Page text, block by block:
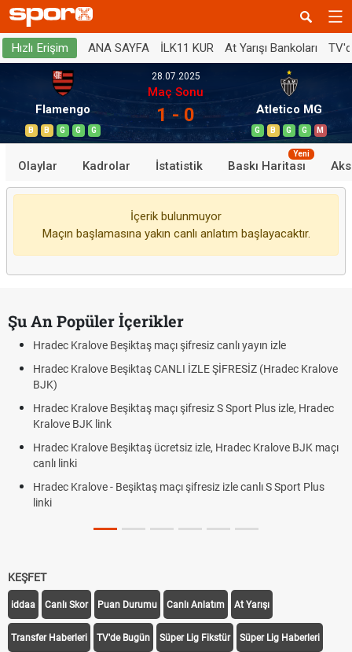
Hızlı Erişim ANA SAYFA İLK11 KUR At Yarışı Bankoları
Flamengo
B B G G G
28.07.2025
Maç Sonu
1 - 0 Atletico MG
G B G G M
Olaylar Kadrolar İstatistik Baskı Haritası
Yeni
İçerik bulunmuyor
Maçın başlamasına yakın canlı anlatım başlayacaktır.
Şu An Popüler İçerikler
Hradec Kralove Beşiktaş maçı şifresiz canlı yayın izle
Hradec Kralove Beşiktaş CANLI İZLE ŞİFRESİZ (Hradec Kralove
BJK)
Hradec Kralove Beşiktaş maçı şifresiz S Sport Plus izle, Hradec
Kralove BJK link
Hradec Kralove Beşiktaş ücretsiz izle, Hradec Kralove BJK maçı
canlı linki
Hradec Kralove - Beşiktaş maçı şifresiz izle canlı S Sport Plus
linki
KEŞFET
iddaa Canlı Skor Puan Durumu Canlı Anlatım At Yarışı
Transfer Haberleri TV'de Bugün Süper Lig Fikstür Süper Lig Haberleri